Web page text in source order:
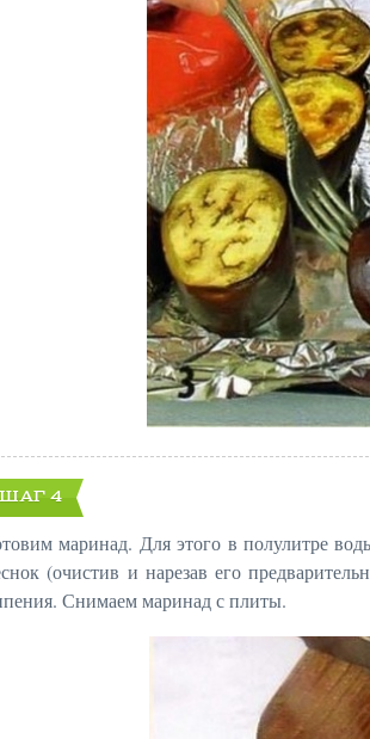
ШАГ 4
маринад. Для этого в полулитре
(очистив и нарезав его
Снимаем маринад с плиты.